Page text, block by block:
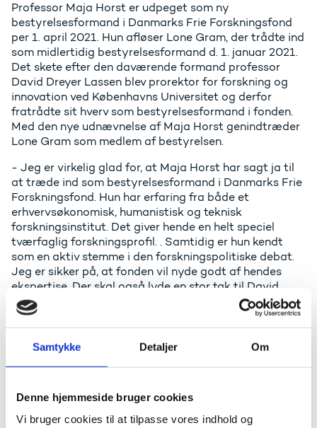
Samtykke Detaljer Om
Denne hjemmeside bruger cookies
Vi bruger cookies til at tilpasse vores indhold og
Professor Maja Horst er udpeget som ny
bestyrelsesformand i Danmarks Frie Forskningsfond
per 1. april 2021. Hun afløser Lone Gram, der trådte ind
som midlertidig bestyrelsesformand d. 1. januar 2021.
Det skete efter den daværende formand professor
David Dreyer Lassen blev prorektor for forskning og
innovation ved Københavns Universitet og derfor
fratrådte sit hverv som bestyrelsesformand i fonden.
Med den nye udnævnelse af Maja Horst genindtræder
Lone Gram som medlem af bestyrelsen.
- Jeg er virkelig glad for, at Maja Horst har sagt ja til
at træde ind som bestyrelsesformand i Danmarks Frie
Forskningsfond. Hun har erfaring fra både et
erhvervsøkonomisk, humanistisk og teknisk
forskningsinstitut. Det giver hende en helt speciel
tværfaglig forskningsprofil. . Samtidig er hun kendt
som en aktiv stemme i den forskningspolitiske debat.
Jeg er sikker på, at fonden vil nyde godt af hendes
ekspertise. Der skal også lyde en stor tak til David
Dreyer Lassen og Lone Gram for indsatsen, siger
uddannelses- og forskningsminiser Ane Halsboe-
Jørgensen.
Maja Horst har en lang erfaring med rådsarbejde bag
sig og er stadig et aktivt rådsmedlem i en række
Frie Forskningsfonds bestyrelse siden 2020 og har
derudover bland andet været medlem af Danmarks